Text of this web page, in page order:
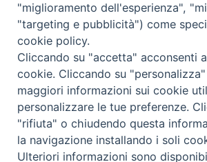
Copyright © 2019 - Tutti i
Trentina Editrice
Privacy Policy
"miglioramento dell'esperienza",
"targeting e pubblicità") come
cookie policy.
Cliccando su "accetta" acconsenti
cookie. Cliccando su
maggiori informazioni sui cookie
personalizzare le tue preferenze.
"rifiuta" o chiudendo questa
la navigazione installando i soli
Ulteriori informazioni sono